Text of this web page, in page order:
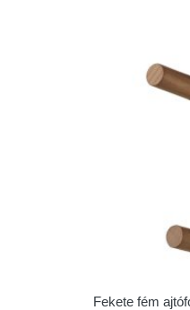
Fekete fém